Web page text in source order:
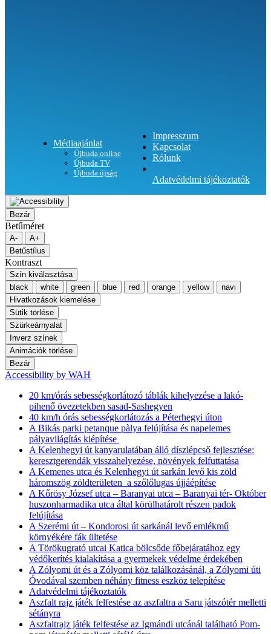
Médiaajánlat
Újbuda online
Újbuda TV
Újbuda újság
Impresszum
Kapcsolat
Rólunk
Adatvédelmi tájékoztatók
Bezár
Betűméret
A-
A+
Betűstílus
Kontraszt
Szín kiválasztása
black
white green blue red orange yellow
navi
Hivatkozások kiemelése
Sütik törlése
Szürkeárnyalat
Inverz színek
Animációk törlése
Bezár
Accessibility by WAH
20 km/órás sebességkorlátozó táblák kihelyezése a lakó-
pihenő övezetekben sasad-Sashegyen
40 km/h órás sebességkorlátozás a Péterhegyi úton
A Bikás parki petanque pàlya felújítása és napelemes
pályavilágítás kiépítése
A Kelenhegyi út kanyarulatában álló díszlépcső fejlesztése:
keresztgerendák visszahelyezése, növények felfuttatása
A Kemenes utca és Kelenhegyi út sarkán levő kis zöld
háromszög zöldterületen a szőlőlugas újjáépítése
A Kőrösy József utca – Baranyai utca – Baranyai tér- Október
huszonharmadika utca által körülhatárolt részen padok
felújítása
A Szerémi út – Kondorosi út sarkánál levő emlékmű
környékére fák ültetése
A Törökugrató utcai Katica bölcsőde főbejáratához egy
védőkerítés kialakítása a gyermekek védelme érdekében
A Zólyomi út és a Zólyomi köz találkozásánál, a Zólyomi úti
Óvodával szemben néhány fitness eszköz telepítése
Adatvédelmi tájékoztatók
Aszfalt rajz játék felfestése az aszfaltra a Saru játszótér melletti
sétányra
Aszfaltrajz játék felfestése az Igmándi utcánál található Pom-